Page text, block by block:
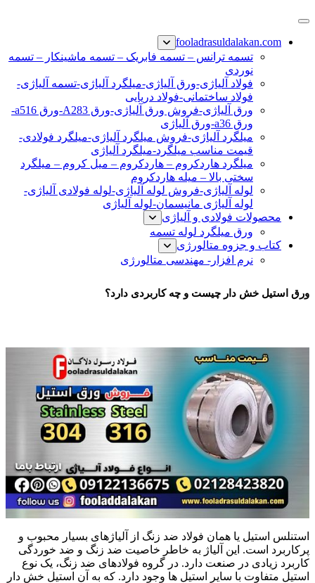
پرش
محتوا
نبشی فولادی-ناودانی فولادی-قیمت ورق-قیمت فولاد
fooladrasuldalakan.com
تسمه ترانس – تسمه فابریک – تسمه ماشینکار – تسمه
نوردی
فولاد آلیاژی-ورق آلیاژی-میلگرد آلیاژی-تسمه آلیاژی-
فولاد ساختمانی-فولاد دریایی
ورق آلیاژی-فروش ورق آلیاژی-ورق A283-ورق a516-
ورق a36-ورق آلیاژی
میلگرد آلیاژی-فروش میلگرد آلیاژی-میلگرد فولادی-
قیمت مناسب میلگرد-میلگرد آلیاژی
میلگرد هاردکروم – هاردکروم – میل کروم – میلگرد
سختی بالا – میله هاردکروم
لوله آلیاژی-فروش لوله آلیاژی-لوله فولادی آلیاژی-
لوله آلیاژی مانیسمان-لوله آلیاژی
محصولات فولادی و آلیاژی
ورق میلگرد لوله تسمه
کتاب و جزوه متالورژی
نرم افزار- مهندسی متالورژی
ورق استیل خش دار چیست و چه کاربردی دارد؟
استنلس استیل یا همان فولاد ضد زنگ از آلیاژهای بسیار محبوب و
پرکاربرد است. این آلیاژ به خاطر خاصیت ضد زنگ و ضد خوردگی
کاربرد زیادی در صنعت دارد. در گروه فولادهای ضد زنگ، یک نوع
استیل متفاوت با سایر استیل ها وجود دارد. که به آن استیل خش دار